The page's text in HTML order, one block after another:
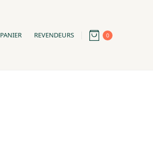
PANIER REVENDEURS 0